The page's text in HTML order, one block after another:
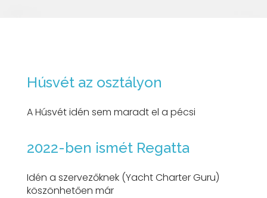
Húsvét az osztályon
A Húsvét idén sem maradt el a pécsi
2022-ben ismét Regatta
Idén a szervezőknek (Yacht Charter Guru)
köszönhetően már